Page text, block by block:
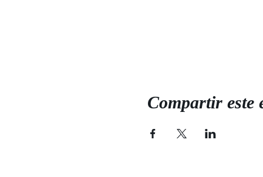
Compartir este